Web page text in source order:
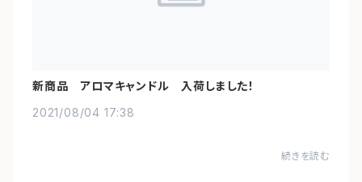
新商品 アロマキャンドル 入荷しました！
2021/08/04 17:38
続きを読む